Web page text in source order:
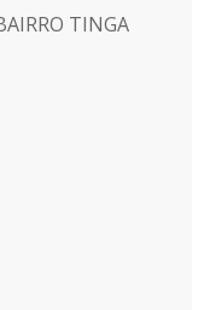
TINGA